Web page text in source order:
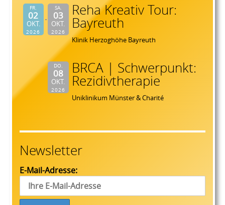
FR.
02
OKT.
2026
SA.
03
OKT.
2026
Reha Kreativ Tour:
Bayreuth
Klinik Herzoghöhe Bayreuth
DO.
08
OKT.
2026
BRCA | Schwerpunkt:
Rezidivtherapie
Uniklinikum Münster & Charité
Newsletter
E-Mail-Adresse: